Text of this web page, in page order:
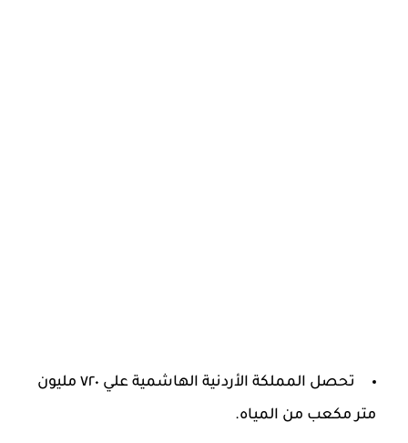
تحصل المملكة الأردنية الهاشمية علي ٧٢٠ مليون
متر مكعب من المياه.